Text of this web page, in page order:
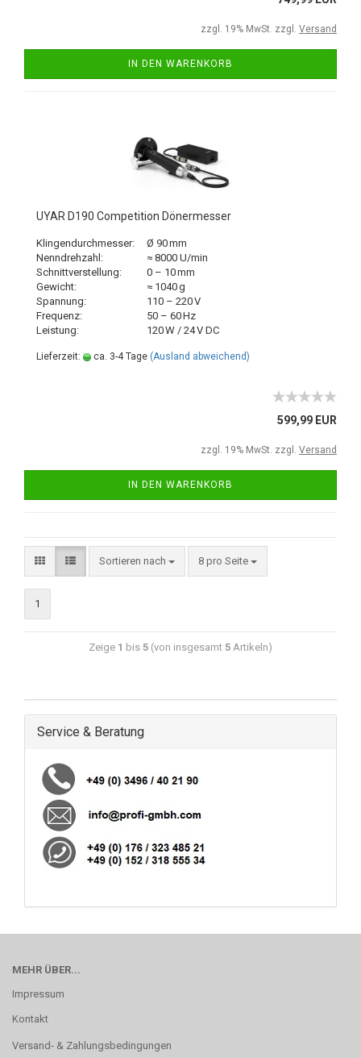
zzgl. 19% MwSt. zzgl. Versand
IN DEN WARENKORB
UYAR D190 Competition Dönermesser
Klingendurchmesser:
Ø 90 mm
Nenndrehzahl:
≈ 8000 U/min
Schnittverstellung:
0 – 10 mm
Gewicht:
≈ 1040 g
Spannung:
110 – 220 V
Frequenz:
50 – 60 Hz
Leistung:
120 W / 24 V DC
Lieferzeit: ca. 3-4 Tage (Ausland abweichend)
599,99 EUR
zzgl. 19% MwSt. zzgl. Versand
IN DEN WARENKORB
Sortieren nach 8 pro Seite
1
Zeige 1 bis 5 (von insgesamt 5 Artikeln)
Service & Beratung
MEHR ÜBER...
Impressum
Kontakt
Versand- & Zahlungsbedingungen